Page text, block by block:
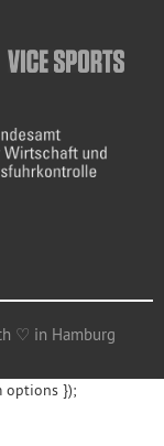
♡ in Hamburg
options });